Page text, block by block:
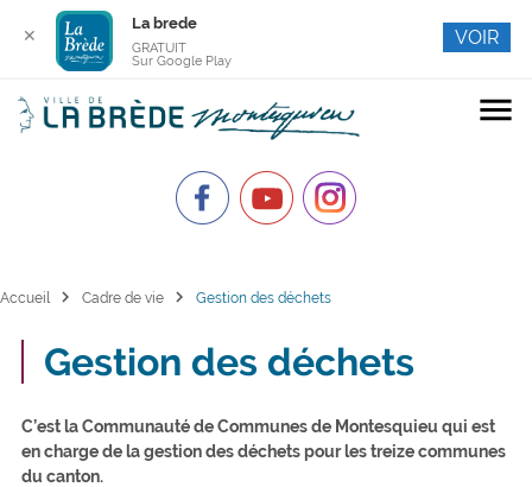
menu
Accueil chevron_right Cadre de vie chevron_right Gestion des déchets
Gestion des déchets
C’est la Communauté de Communes de Montesquieu qui est
en charge de la gestion des déchets pour les treize communes
du canton.
✕
La brede
GRATUIT
Sur Google Play
VOIR